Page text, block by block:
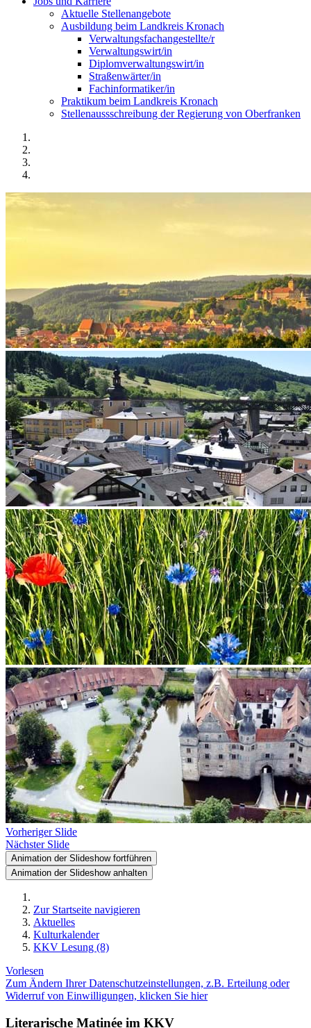
Aktuelle Stellenangebote
Ausbildung beim Landkreis Kronach
Verwaltungsfachangestellte/r
Verwaltungswirt/in
Diplomverwaltungswirt/in
Straßenwärter/in
Fachinformatiker/in
Praktikum beim Landkreis Kronach
Stellenaussschreibung der Regierung von Oberfranken
Vorheriger Slide
Nächster Slide
Animation der Slideshow fortführen
Animation der Slideshow anhalten
Zur Startseite navigieren
Aktuelles
Kulturkalender
KKV Lesung (8)
Vorlesen
Zum Ändern Ihrer Datenschutzeinstellungen, z.B. Erteilung oder
Widerruf von Einwilligungen, klicken Sie hier
Literarische Matinée im KKV